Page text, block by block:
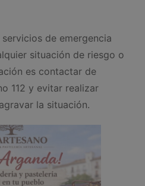
de emergencia
situación de riesgo o
es contactar de
112 y evitar realizar
la situación.